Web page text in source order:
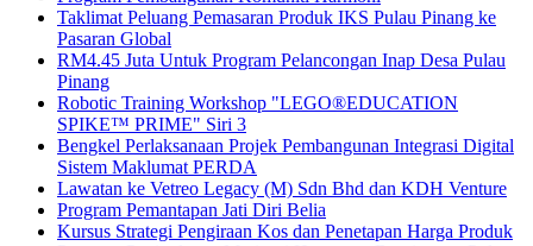
Taklimat Peluang Pemasaran Produk IKS Pulau Pinang ke
Pasaran Global
RM4.45 Juta Untuk Program Pelancongan Inap Desa Pulau
Pinang
Robotic Training Workshop "LEGO®EDUCATION
SPIKE™ PRIME" Siri 3
Bengkel Perlaksanaan Projek Pembangunan Integrasi Digital
Sistem Maklumat PERDA
Lawatan ke Vetreo Legacy (M) Sdn Bhd dan KDH Venture
Program Pemantapan Jati Diri Belia
Kursus Strategi Pengiraan Kos dan Penetapan Harga Produk